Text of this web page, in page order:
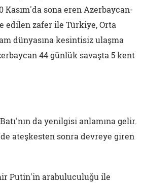
Kasım'da sona eren Azerbaycan-
edilen zafer ile Türkiye, Orta
dünyasına kesintisiz ulaşma
44 günlük savaşta 5 kent
da yenilgisi anlamına gelir.
ateşkesten sonra devreye giren
Putin'in arabuluculuğu ile